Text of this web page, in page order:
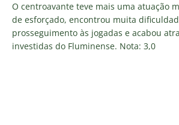
O centroavante teve mais uma atuação
de esforçado, encontrou muita
prosseguimento às jogadas e acabou
investidas do Fluminense. Nota: 3,0